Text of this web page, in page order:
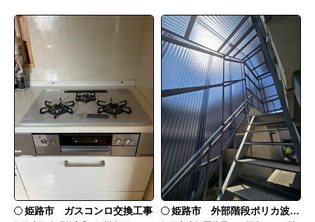
姫路市 ガスコンロ交換工事 姫路市 外部階段ポリカ波板張替工事